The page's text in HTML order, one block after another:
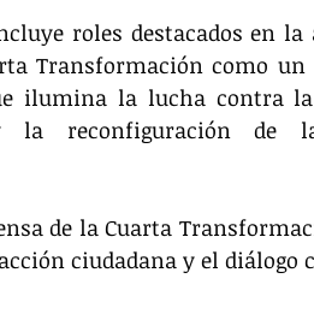
roles destacados en
Transformación como un
ilumina la lucha contra
reconfiguración de
de la Cuarta
ciudadana y el diálogo